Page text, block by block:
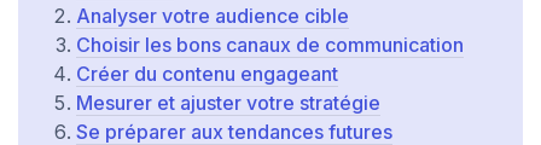
Analyser votre audience cible
Choisir les bons canaux de communication
Créer du contenu engageant
Mesurer et ajuster votre stratégie
Se préparer aux tendances futures